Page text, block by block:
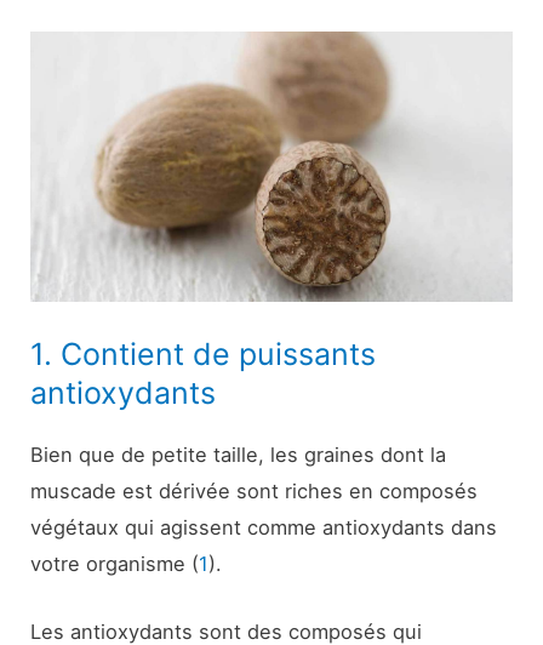
1. Contient de puissants
antioxydants
Bien que de petite taille, les graines dont la
muscade est dérivée sont riches en composés
végétaux qui agissent comme antioxydants dans
votre organisme (1).
Les antioxydants sont des composés qui